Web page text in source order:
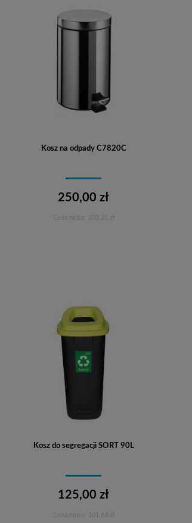
Kosz na odpady C7820C
250,00 zł
203,25 zł
Kosz do segregacji SORT 90L
125,00 zł
101,63 zł